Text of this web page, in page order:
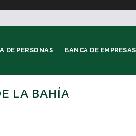
DE PERSONAS BANCA DE EMPRESAS
LA BAHÍA